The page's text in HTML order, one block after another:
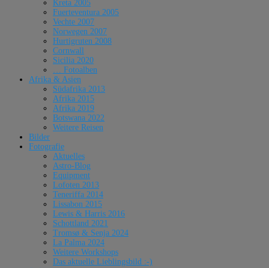
Kreta 2005
Fuerteventura 2005
Vechte 2007
Norwegen 2007
Hurtigruten 2008
Cornwall
Sicilia 2020
… Fotoalben
Afrika & Asien
Südafrika 2013
Afrika 2015
Afrika 2019
Botswana 2022
Weitere Reisen
Bilder
Fotografie
Aktuelles
Astro-Blog
Equipment
Lofoten 2013
Teneriffa 2014
Lissabon 2015
Lewis & Harris 2016
Schottland 2021
Tromsø & Senja 2024
La Palma 2024
Weitere Workshops
Das aktuelle Lieblingsbild :-)